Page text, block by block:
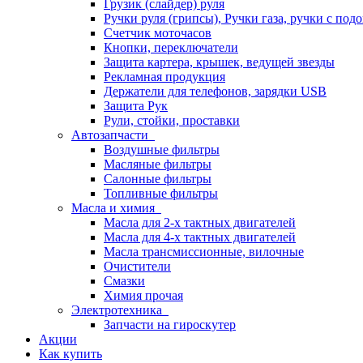
Грузик (слайдер) руля
Ручки руля (грипсы), Ручки газа, ручки с
Счетчик моточасов
Кнопки, переключатели
Защита картера, крышек, ведущей звезды
Рекламная продукция
Держатели для телефонов, зарядки USB
Защита Рук
Рули, стойки, проставки
Автозапчасти
Воздушные фильтры
Масляные фильтры
Салонные фильтры
Топливные фильтры
Масла и химия
Масла для 2-х тактных двигателей
Масла для 4-х тактных двигателей
Масла трансмиссионные, вилочные
Очистители
Смазки
Химия прочая
Электротехника
Запчасти на гироскутер
Акции
Как купить